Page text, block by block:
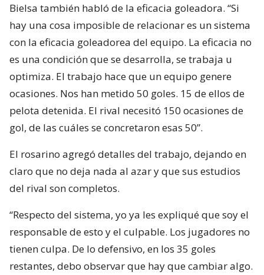
Bielsa también habló de la eficacia goleadora. “Si
hay una cosa imposible de relacionar es un sistema
con la eficacia goleadorea del equipo. La eficacia no
es una condición que se desarrolla, se trabaja u
optimiza. El trabajo hace que un equipo genere
ocasiones. Nos han metido 50 goles. 15 de ellos de
pelota detenida. El rival necesitó 150 ocasiones de
gol, de las cuáles se concretaron esas 50”.
El rosarino agregó detalles del trabajo, dejando en
claro que no deja nada al azar y que sus estudios
del rival son completos.
“Respecto del sistema, yo ya les expliqué que soy el
responsable de esto y el culpable. Los jugadores no
tienen culpa. De lo defensivo, en los 35 goles
restantes, debo observar que hay que cambiar algo.